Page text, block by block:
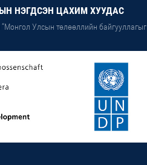
НЭГДСЭН ЦАХИМ ХУУДАС
Улсын төлөөллийн байгууллагыг